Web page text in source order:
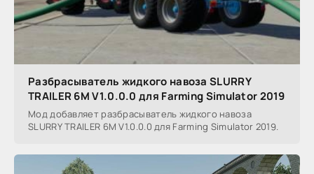
Разбрасыватель жидкого навоза SLURRY
TRAILER 6M V1.0.0.0 для Farming Simulator 2019
Мод добавляет разбрасыватель жидкого навоза
SLURRY TRAILER 6M V1.0.0.0 для Farming Simulator 2019.